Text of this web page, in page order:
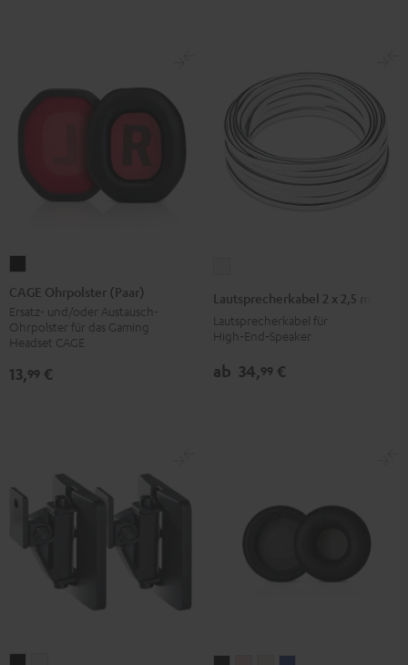
Ohrpolster
(Paar)
Schwarz
CAGE Ohrpolster (Paar)
Ersatz- und/oder Austausch-
Ohrpolster für das Gaming
Headset CAGE
13,99 €
2,5
Weiß
Lautsprecherkabel 2 x 2,5 mm²
Lautsprecherkabel für
High‑End‑Speaker
ab 34,99 €